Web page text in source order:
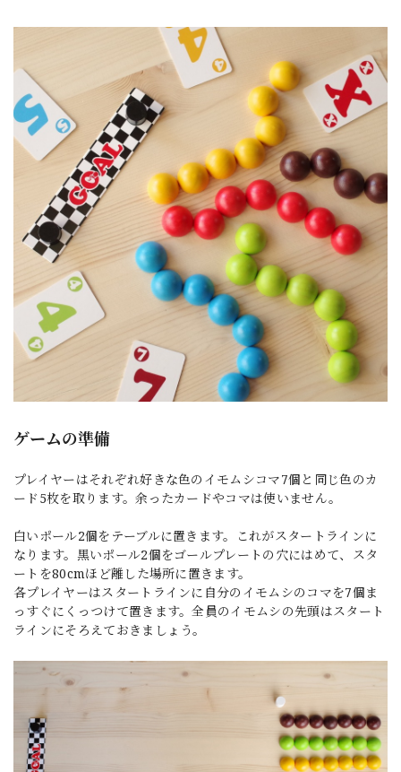
ゲームの準備
プレイヤーはそれぞれ好きな色のイモムシコマ7個と同じ色のカ
ード5枚を取ります。余ったカードやコマは使いません。
白いポール2個をテーブルに置きます。これがスタートラインに
なります。黒いポール2個をゴールプレートの穴にはめて、スタ
ートを80cmほど離した場所に置きます。
各プレイヤーはスタートラインに自分のイモムシのコマを7個ま
っすぐにくっつけて置きます。全員のイモムシの先頭はスタート
ラインにそろえておきましょう。